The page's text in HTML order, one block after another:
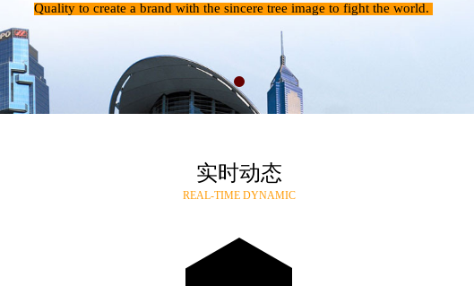
Quality to create a brand with the sincere tree image to fight the world.
实时动态
REAL-TIME DYNAMIC